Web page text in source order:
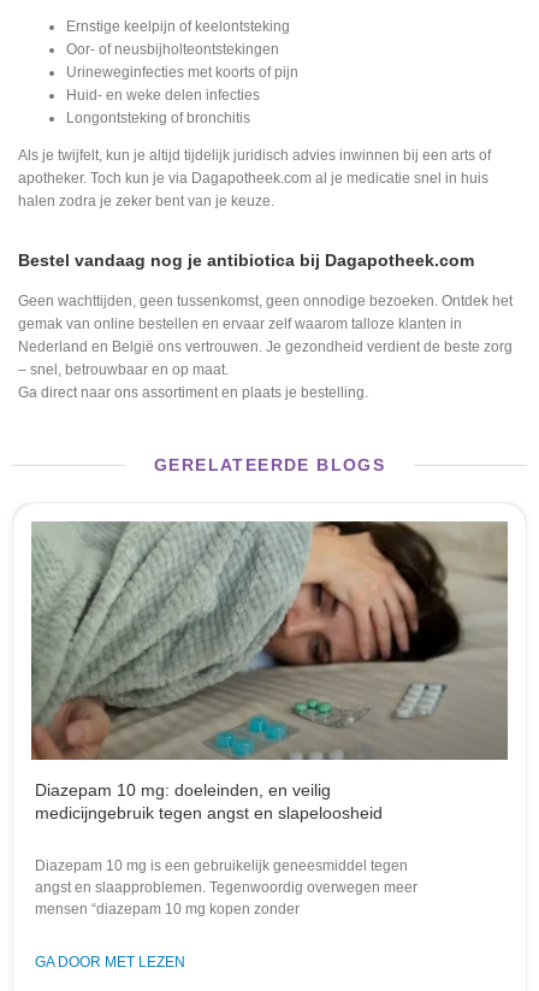
Ernstige keelpijn of keelontsteking
Oor- of neusbijholteontstekingen
Urineweginfecties met koorts of pijn
Huid- en weke delen infecties
Longontsteking of bronchitis
Als je twijfelt, kun je altijd tijdelijk juridisch advies inwinnen bij een arts of
apotheker. Toch kun je via Dagapotheek.com al je medicatie snel in huis
halen zodra je zeker bent van je keuze.
Bestel vandaag nog je antibiotica bij Dagapotheek.com
Geen wachttijden, geen tussenkomst, geen onnodige bezoeken. Ontdek het
gemak van online bestellen en ervaar zelf waarom talloze klanten in
Nederland en België ons vertrouwen. Je gezondheid verdient de beste zorg
– snel, betrouwbaar en op maat.
Ga direct naar ons assortiment en plaats je bestelling.
GERELATEERDE BLOGS
Diazepam 10 mg: doeleinden, en veilig
medicijngebruik tegen angst en slapeloosheid
Diazepam 10 mg is een gebruikelijk geneesmiddel tegen
angst en slaapproblemen. Tegenwoordig overwegen meer
mensen “diazepam 10 mg kopen zonder
GA DOOR MET LEZEN